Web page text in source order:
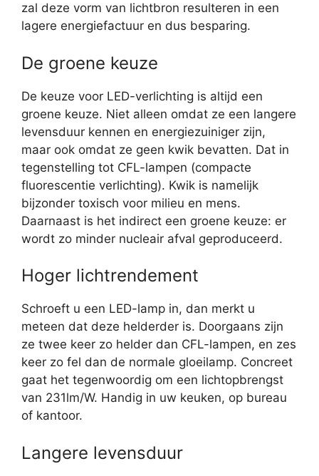
zal deze vorm van lichtbron resulteren in een
lagere energiefactuur en dus besparing.
De groene keuze
De keuze voor LED-verlichting is altijd een
groene keuze. Niet alleen omdat ze een langere
levensduur kennen en energiezuiniger zijn,
maar ook omdat ze geen kwik bevatten. Dat in
tegenstelling tot CFL-lampen (compacte
fluorescentie verlichting). Kwik is namelijk
bijzonder toxisch voor milieu en mens.
Daarnaast is het indirect een groene keuze: er
wordt zo minder nucleair afval geproduceerd.
Hoger lichtrendement
Schroeft u een LED-lamp in, dan merkt u
meteen dat deze helderder is. Doorgaans zijn
ze twee keer zo helder dan CFL-lampen, en zes
keer zo fel dan de normale gloeilamp. Concreet
gaat het tegenwoordig om een lichtopbrengst
van 231lm/W. Handig in uw keuken, op bureau
of kantoor.
Langere levensduur